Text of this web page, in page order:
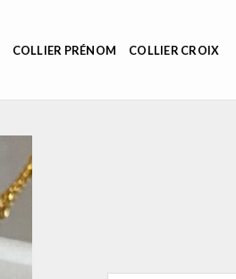
COLLIER PRÉNOM COLLIER CROIX